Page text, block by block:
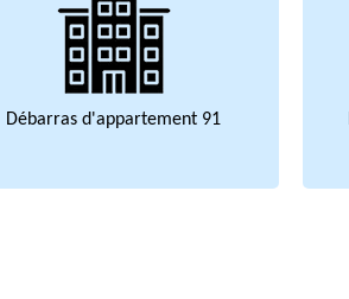
Débarras d'appartement 91